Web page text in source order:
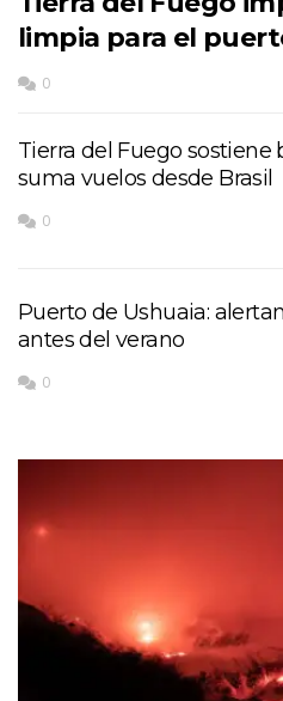
limpia para el
0
Tierra del Fuego
suma vuelos desde Brasil
0
Puerto de Ushuaia:
antes del verano
0